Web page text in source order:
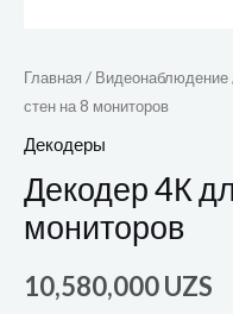
Главная / Видеонаблюдение
стен на 8 мониторов
Декодеры
Декодер 4К
мониторов
10,580,000UZS